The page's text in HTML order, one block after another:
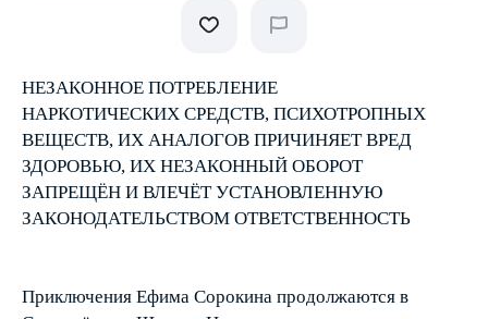
НЕЗАКОННОЕ ПОТРЕБЛЕНИЕ
НАРКОТИЧЕСКИХ СРЕДСТВ, ПСИХОТРОПНЫХ
ВЕЩЕСТВ, ИХ АНАЛОГОВ ПРИЧИНЯЕТ ВРЕД
ЗДОРОВЬЮ, ИХ НЕЗАКОННЫЙ ОБОРОТ
ЗАПРЕЩЁН И ВЛЕЧЁТ УСТАНОВЛЕННУЮ
ЗАКОНОДАТЕЛЬСТВОМ ОТВЕТСТВЕННОСТЬ
Приключения Ефима Сорокина продолжаются в